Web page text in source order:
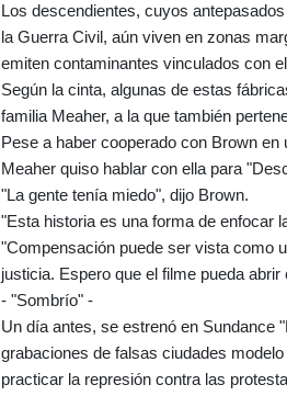
Los descendientes, cuyos
la Guerra Civil, aún viven en zonas
emiten contaminantes vinculados con
Según la cinta, algunas de estas
familia Meaher, a la que también
Pese a haber cooperado con Brown
Meaher quiso hablar con ella para
"La gente tenía miedo", dijo Brown.
"Esta historia es una forma de enfocar
"Compensación puede ser vista como
justicia. Espero que el filme pueda
- "Sombrío" -
Un día antes, se estrenó en Sundance
grabaciones de falsas ciudades
practicar la represión contra las